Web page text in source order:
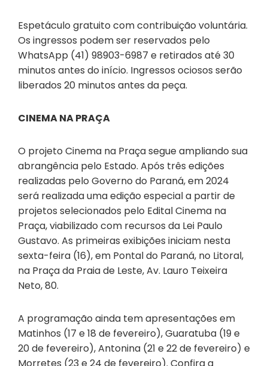
Espetáculo gratuito com contribuição voluntária.
Os ingressos podem ser reservados pelo
WhatsApp (41) 98903-6987 e retirados até 30
minutos antes do início. Ingressos ociosos serão
liberados 20 minutos antes da peça.
CINEMA NA PRAÇA
O projeto Cinema na Praça segue ampliando sua
abrangência pelo Estado. Após três edições
realizadas pelo Governo do Paraná, em 2024
será realizada uma edição especial a partir de
projetos selecionados pelo Edital Cinema na
Praça, viabilizado com recursos da Lei Paulo
Gustavo. As primeiras exibições iniciam nesta
sexta-feira (16), em Pontal do Paraná, no Litoral,
na Praça da Praia de Leste, Av. Lauro Teixeira
Neto, 80.
A programação ainda tem apresentações em
Matinhos (17 e 18 de fevereiro), Guaratuba (19 e
20 de fevereiro), Antonina (21 e 22 de fevereiro) e
Morretes (23 e 24 de fevereiro). Confira a